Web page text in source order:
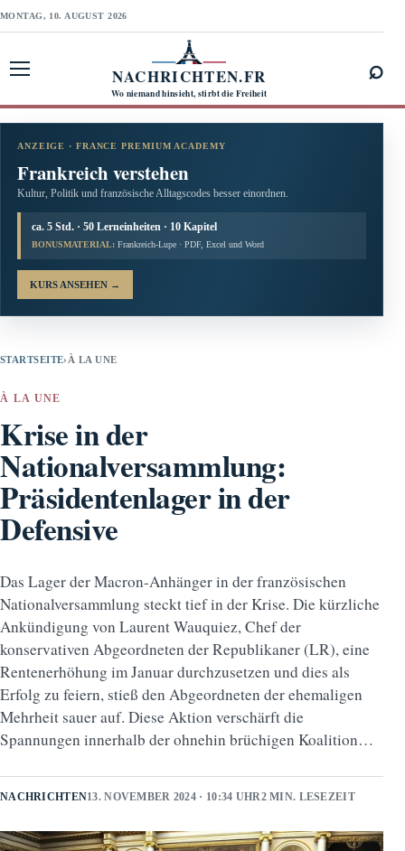
MONTAG, 10. AUGUST 2026
NACHRICHTEN.FR
Wo niemand hinsieht, stirbt die Freiheit
⌕
ANZEIGE · FRANCE PREMIUM ACADEMY
Frankreich verstehen
Kultur, Politik und französische Alltagscodes besser einordnen.
ca. 5 Std. · 50 Lerneinheiten · 10 Kapitel
BONUSMATERIAL: Frankreich-Lupe · PDF, Excel und Word
KURS ANSEHEN →
STARTSEITE› À LA UNE
À LA UNE
Krise in der
Nationalversammlung:
Präsidentenlager in der
Defensive
Das Lager der Macron-Anhänger in der französischen
Nationalversammlung steckt tief in der Krise. Die kürzliche
Ankündigung von Laurent Wauquiez, Chef der
konservativen Abgeordneten der Republikaner (LR), eine
Rentenerhöhung im Januar durchzusetzen und dies als
Erfolg zu feiern, stieß den Abgeordneten der ehemaligen
Mehrheit sauer auf. Diese Aktion verschärft die
Spannungen innerhalb der ohnehin brüchigen Koalition…
NACHRICHTEN13. NOVEMBER 2024 · 10:34 UHR2 MIN. LESEZEIT